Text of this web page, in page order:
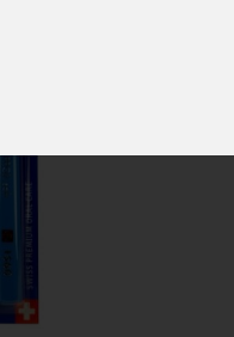
plavky